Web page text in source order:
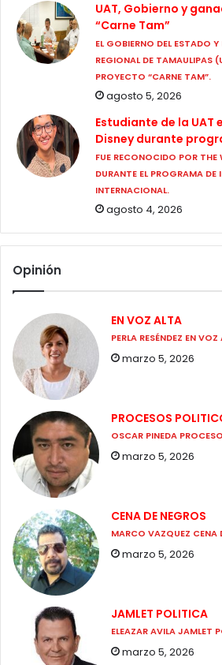
UAT, Gobierno y
“Carne Tam”
EL GOBIERNO DEL ESTADO
REGIONAL DE TAMAULIPAS
PROYECTO “CARNE TAM”.
agosto 5, 2026
Estudiante de la
Disney durante
FUE RECONOCIDO POR
DURANTE EL PROGRAMA DE
INTERNACIONAL.
agosto 4, 2026
Opinión
EN VOZ ALTA
PERLA RESÉNDEZ EN
marzo 5, 2026
PROCESOS
OSCAR PINEDA
marzo 5, 2026
CENA DE NEGROS
MARCO VAZQUEZ CENA
marzo 5, 2026
JAMLET POLITICA
ELEAZAR AVILA JAMLET
marzo 5, 2026